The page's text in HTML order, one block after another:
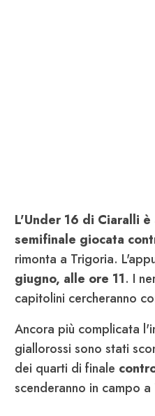
L'Under 16 di Ciaralli
semifinale giocata
rimonta a Trigoria.
giugno, alle ore 11. I
capitolini cercheranno
Ancora più complicata
giallorossi sono stati
dei quarti di finale
scenderanno in campo